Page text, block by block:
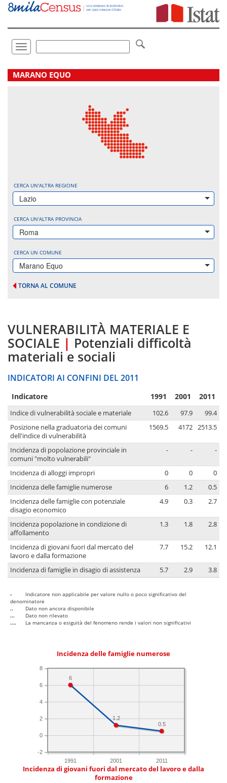
Vai
direttamente
Toggle
navigation
.
MARANO EQUO
CERCA UN'ALTRA REGIONE
Lazio
CERCA UN'ALTRA PROVINCIA
Roma
CERCA UN COMUNE
Marano Equo
TORNA AL COMUNE
VULNERABILITÀ MATERIALE E
SOCIALE | Potenziali difficoltà
materiali e sociali
INDICATORI AI CONFINI DEL 2011
Indicatore 1991 2001 2011
Indice di vulnerabilità sociale e materiale 102.6 97.9
99.4
Posizione nella graduatoria dei comuni
dell'indice di vulnerabilità
1569.5 4172 2513.5
Incidenza di popolazione provinciale in
comuni "molto vulnerabili"
- - -
Incidenza di alloggi impropri 0 0
0
Incidenza delle famiglie numerose
6 1.2
0.5
Incidenza delle famiglie con potenziale
disagio economico
4.9 0.3 2.7
Incidenza popolazione in condizione di
affollamento
1.3 1.8 2.8
Incidenza di giovani fuori dal mercato del
lavoro e dalla formazione
7.7 15.2 12.1
Incidenza di famiglie in disagio di assistenza 5.7 2.9 3.8
-
Indicatore non applicabile per valore nullo o poco significativo del
denominatore
..
Dato non ancora disponibile
...
Dato non rilevato
....
La mancanza o esiguità del fenomeno rende i valori non significativi
Incidenza delle famiglie numerose
1991 2001 2011
-2
0
2
4
6
8
0.5
1.2
6
Incidenza di giovani fuori dal mercato del lavoro e dalla
formazione